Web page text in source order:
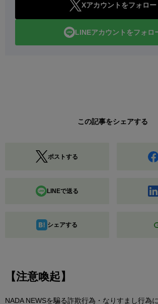
Xアカウントをフォロー
LINEアカウントをフォロ
この記事をシェアする
ポストする
LINEで送る
シェアする
【注意喚起】
NADA NEWSを騙る詐欺行為・なりすまし行為